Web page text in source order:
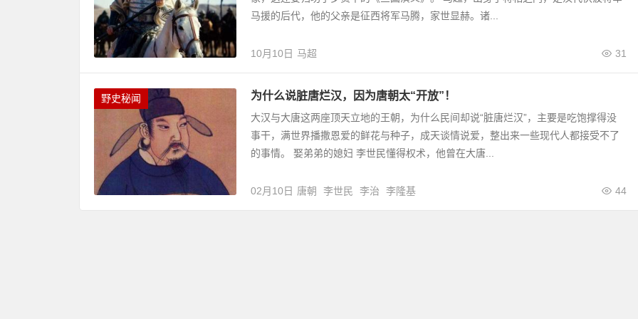
马援的后代，他的父亲是征西将军马腾，家世显赫。诸...
10月10日 31
马超
野史秘闻 为什么说脏唐烂汉，因为唐朝太“开放”！
大汉与大唐这两座顶天立地的王朝，为什么民间却说“脏唐烂汉”，主要是吃饱撑得没
事干，满世界播撒恩爱的鲜花与种子，成天谈情说爱，整出来一些现代人都接受不了
的事情。 娶弟弟的媳妇 李世民懂得权术，他曾在大唐...
02月10日 44
唐朝 李世民 李治 李隆基